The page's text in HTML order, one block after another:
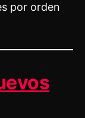
por orden